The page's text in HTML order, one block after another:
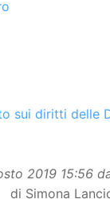
sui diritti delle
2019 15:56
di Simona